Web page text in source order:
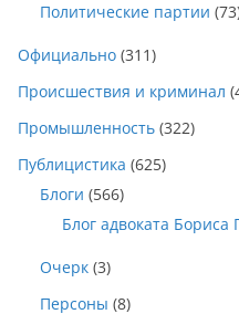
Политические партии
Официально (311)
Происшествия и криминал
Промышленность (322)
Публицистика (625)
Блоги (566)
Блог адвоката Бориса
Очерк (3)
Персоны (8)